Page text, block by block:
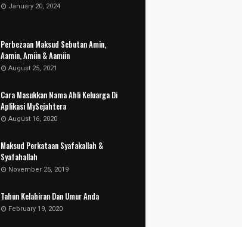
January 20, 2024
Perbezaan Maksud Sebutan Amin,
Aamin, Amiin & Aamiin
August 25, 2021
Cara Masukkan Nama Ahli Keluarga Di
Aplikasi MySejahtera
August 16, 2020
Maksud Perkataan Syafakallah &
Syafahallah
November 25, 2019
Tahun Kelahiran Dan Umur Anda
February 19, 2020